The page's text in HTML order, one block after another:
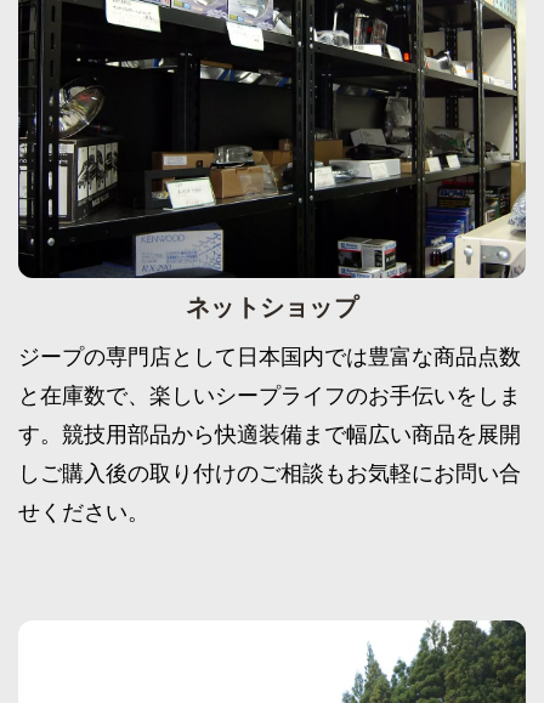
ネットショップ
ジープの専門店として日本国内では豊富な商品点数
と在庫数で、楽しいシープライフのお手伝いをしま
す。競技用部品から快適装備まで幅広い商品を展開
しご購入後の取り付けのご相談もお気軽にお問い合
せください。